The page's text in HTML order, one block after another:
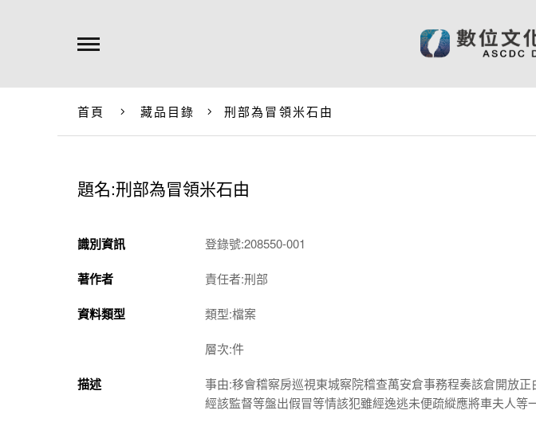
首頁 藏品目錄 刑部為冒領米石由
題名:刑部為冒領米石由
識別資訊 登錄號:208550-001
著作者 責任者:刑部
資料類型 類型:檔案
層次:件
描述
事由:移會稽察房巡視東城察院稽查萬安倉事務程奏該倉開放
經該監督等盤出假冒等情該犯雖經逸逃未便疏縱應將車夫人等